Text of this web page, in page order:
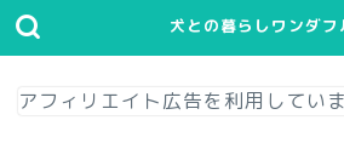
犬との暮らしワンダフ
アフィリエイト広告を利用してい